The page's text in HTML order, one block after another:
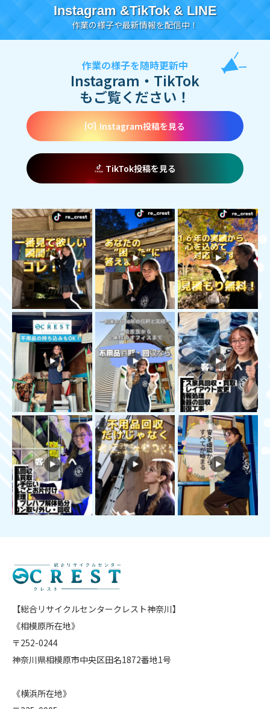
Instagram &TikTok & LINE
作業の様子や最新情報を配信中！
作業の様子を随時更新中
Instagram・TikTok
もご覧ください！
Instagram投稿を見る
TikTok投稿を見る
【総合リサイクルセンタークレスト神奈川】
《相模原所在地》
〒252-0244
神奈川県相模原市中央区田名1872番地1号
《横浜所在地》